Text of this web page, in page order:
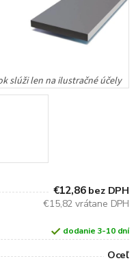
€12,86 bez DPH
€15,82 vrátane DPH
dodanie 3-10 dní
Oceľ